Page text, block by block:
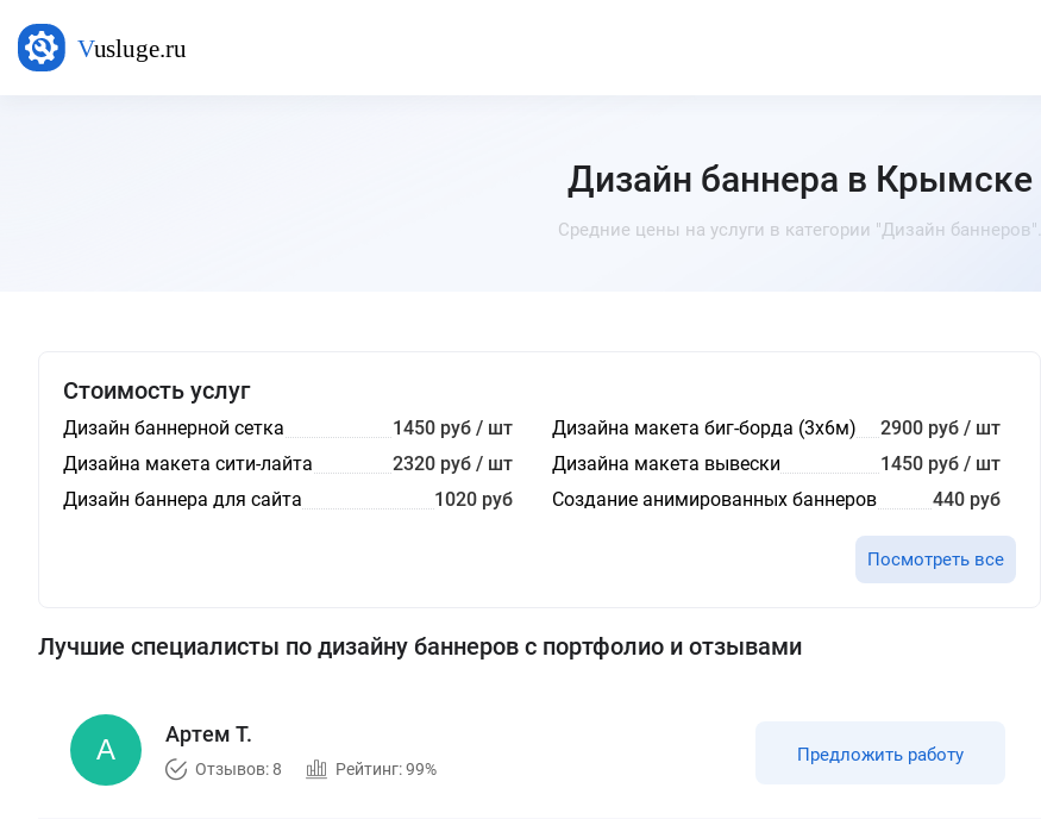
Дизайн баннера в Крымске
Средние цены на услуги в категории "Дизайн баннеров".
Стоимость услуг
Дизайн баннерной сетка 1450 руб / шт Дизайна макета биг-борда (3х6м)
2900 руб / шт
Дизайна макета сити-лайта
2320 руб / шт Дизайна макета вывески
1450 руб / шт
Дизайн баннера для сайта
1020 руб Создание анимированных баннеров 440 руб
Посмотреть все
Лучшие специалисты по дизайну баннеров с портфолио и отзывами
Артем Т.
Отзывов: 8 Рейтинг: 99%
Предложить работу